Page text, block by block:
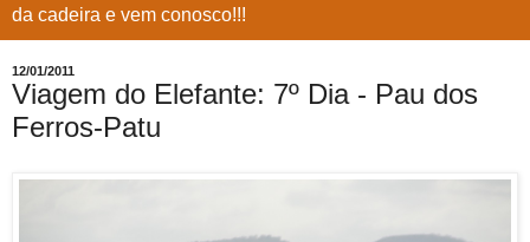
da cadeira e vem conosco!!!
12/01/2011
Viagem do Elefante: 7º Dia - Pau dos
Ferros-Patu